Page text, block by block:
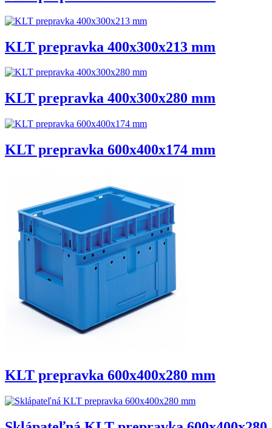
KLT prepravka 400x300x213 mm
KLT prepravka 400x300x280 mm
KLT prepravka 600x400x174 mm
KLT prepravka 600x400x280 mm